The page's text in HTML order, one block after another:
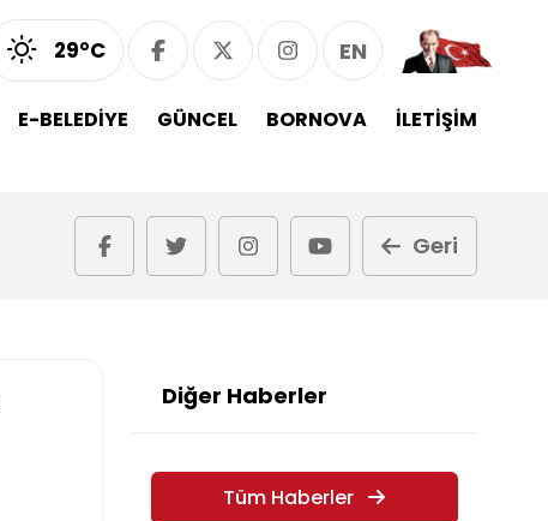
29°C EN
E-BELEDİYE GÜNCEL BORNOVA İLETİŞİM
Geri
Diğer Haberler
Tüm Haberler